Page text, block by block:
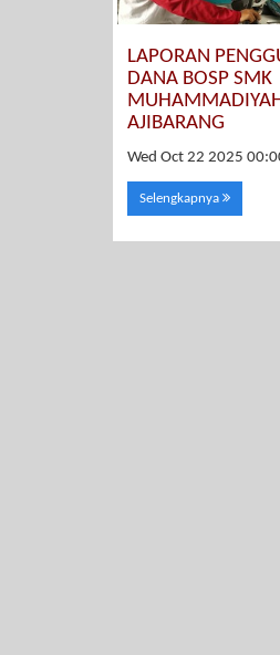
LAPORAN
DANA BOSP SMK
AJIBARANG
Wed Oct 22 2025
Selengkapnya